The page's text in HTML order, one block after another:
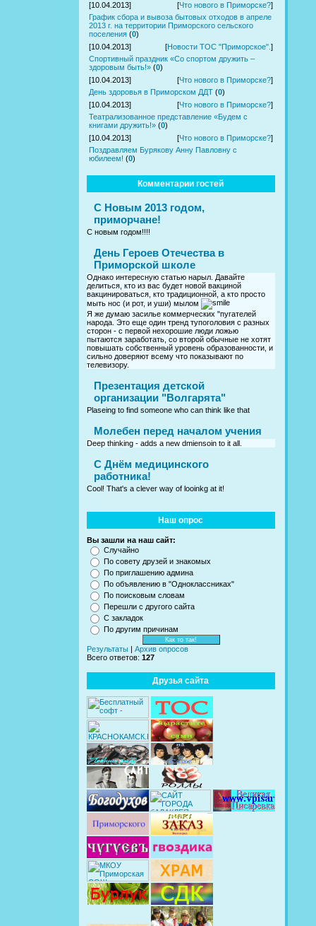
[10.04.2013] [Что нового в Приморске?]
График сбора и вывоза бытовых отходов в апреле
2013 г. на территории Приморского сельского
поселения (0)
[10.04.2013]
[Новости ТОС "Приморское". ]
Спортивный праздник «Со спортом дружить –
здоровым быть!» (0)
[10.04.2013]
[Что нового в Приморске?]
День здоровья в Приморском ДДТ (0)
[10.04.2013]
[Что нового в Приморске?]
Театрализованное представление «Будем с
книгами дружить!» (0)
[10.04.2013]
[Что нового в Приморске?]
Поздравляем Бурякову Анну Павловну с
юбилеем! (0)
Комментарии гостей
С Новым 2013 годом,
приморчане!
С новым годом!!!!
День Героев Отечества в
Приморской школе
Однако интересную статью нарыл. Давайте
делиться, кто из вас будет новой вакциной
вакцинироваться, кто традиционной, а кто просто
мыть нос (и рот, и уши) мылом
Я же думаю засилье коммерческих "пугателей
народа. Это еще один тренд тупоголовия с разных
сторон - с первой нехорошие люди ложью
пытаются заработать, со второй обычные не хотят
повышать собственный уровень образованности, и
сильно доверяют всему что показывают по
телевизору.
Презентация детской
организации "Волгарята"
Plaseing to find someone who can think like that
Молебен перед началом учения
Deep thinking - adds a new dmiensoin to it all.
C Днём медицинского
работника!
Cool! That's a clever way of looinkg at it!
Наш опрос
Вы зашли на наш сайт:
Случайно
По совету друзей и знакомых
По приглашению админа
По объявлению в "Одноклассниках"
По поисковым словам
Перешли с другого сайта
С закладок
По другим причинам
Результаты
Архив опросов
Всего ответов: 127
Друзья сайта